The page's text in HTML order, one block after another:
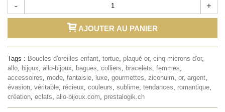
- +
AJOUTER AU PANIER
Tags : Boucles d'oreilles enfant, tortue, plaqué or, cinq microns d'or,
allo, bijoux, allo-bijoux, bagues, colliers, bracelets, femmes,
accessoires, mode, fantaisie, luxe, gourmettes, ziconuim, or, argent,
évasion, véritable, récieux, couleurs, sublime, tendances, romantique,
création, eclats, allo-bijoux.com, prestalogik.ch